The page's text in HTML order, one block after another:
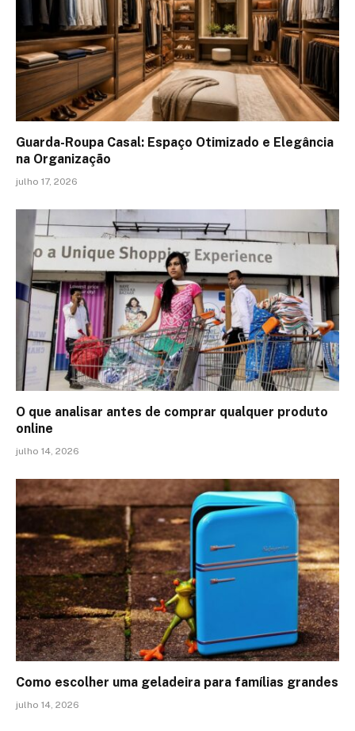
Guarda-Roupa Casal: Espaço Otimizado e Elegância
na Organização
julho 17, 2026
O que analisar antes de comprar qualquer produto
online
julho 14, 2026
Como escolher uma geladeira para famílias grandes
julho 14, 2026